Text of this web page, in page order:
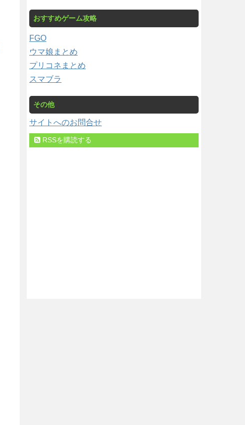
おすすめゲーム攻略
FGO
ウマ娘まとめ
プリコネまとめ
スマブラ
その他
サイトへのお問合せ
RSSを購読する